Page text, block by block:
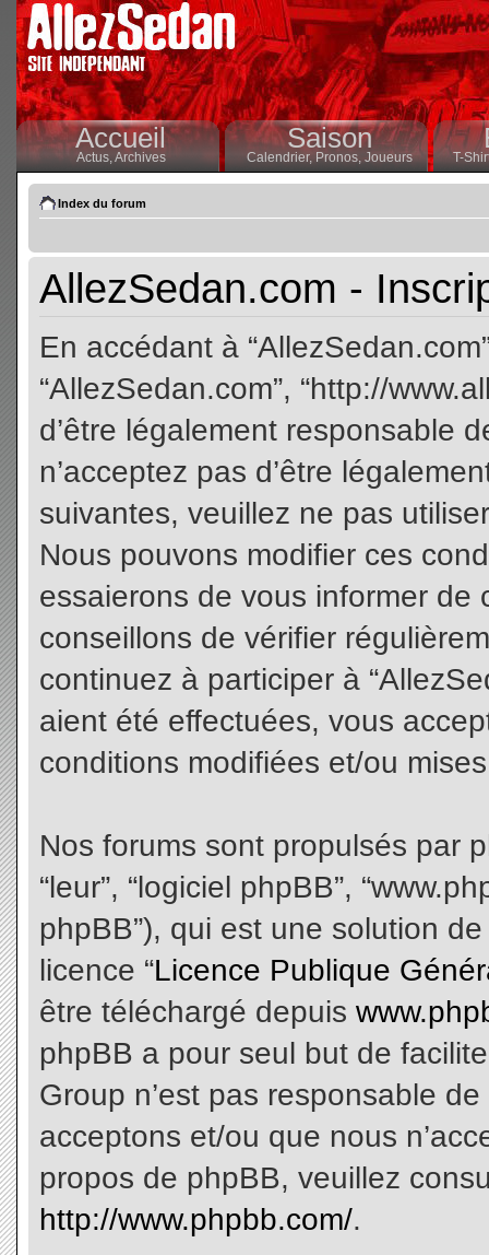
Accueil
Actus,Archives
Saison
Calendrier,Pronos, Joueurs T-
Index du forum
AllezSedan.com -
En accédant à
“AllezSedan.com”, “http://
d’être légalement responsable
n’acceptez pas d’être
suivantes, veuillez ne pas
Nous pouvons modifier ces
essaierons de vous informer
conseillons de vérifier
continuez à participer à
aient été effectuées, vous
conditions modifiées et/ou
Nos forums sont propulsés par
“leur”, “logiciel phpBB”,
phpBB”), qui est une solution
licence “Licence Publique
être téléchargé depuis
phpBB a pour seul but de
Group n’est pas responsable
acceptons et/ou que nous
propos de phpBB, veuillez
http://www.phpbb.com/.